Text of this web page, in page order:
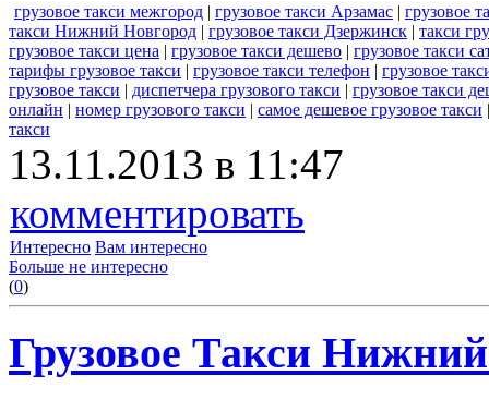
грузовое такси межгород | грузовое такси Арзамас | грузовое
такси Нижний Новгород | грузовое такси Дзержинск | такси
грузовое такси цена | грузовое такси дешево | грузовое такси
тарифы грузовое такси | грузовое такси телефон | грузовое
грузовое такси | диспетчера грузового такси | грузовое такси
онлайн | номер грузового такси | самое дешевое грузовое такси
такси
13.11.2013 в 11:47
комментировать
Интересно Вам интересно
Больше не интересно
(0)
Грузовое Такси